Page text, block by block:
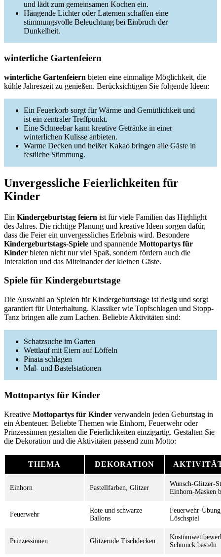
und lädt zum gemeinsamen Kochen ein.
Hängende Lichter oder Laternen schaffen eine
stimmungsvolle Beleuchtung bei Einbruch der
Dunkelheit.
winterliche Gartenfeiern
winterliche Gartenfeiern bieten eine einmalige Möglichkeit, die
kühle Jahreszeit zu genießen. Berücksichtigen Sie folgende Ideen:
Ein Feuerkorb sorgt für Wärme und Gemütlichkeit und
ist ein zentraler Treffpunkt.
Eine Schneebar kann kreative Getränke in einer
winterlichen Kulisse anbieten.
Warme Decken und heißer Kakao bringen alle Gäste in
festliche Stimmung.
Unvergessliche Feierlichkeiten für
Kinder
Ein Kindergeburtstag feiern ist für viele Familien das Highlight
des Jahres. Die richtige Planung und kreative Ideen sorgen dafür,
dass die Feier ein unvergessliches Erlebnis wird. Besondere
Kindergeburtstags-Spiele und spannende Mottopartys für
Kinder bieten nicht nur viel Spaß, sondern fördern auch die
Interaktion und das Miteinander der kleinen Gäste.
Spiele für Kindergeburtstage
Die Auswahl an Spielen für Kindergeburtstage ist riesig und sorgt
garantiert für Unterhaltung. Klassiker wie Topfschlagen und Stopp-
Tanz bringen alle zum Lachen. Beliebte Aktivitäten sind:
Schatzsuche im Garten
Wettlauf mit Eiern auf Löffeln
Pinata schlagen
Mal- und Bastelstationen
Mottopartys für Kinder
Kreative Mottopartys für Kinder verwandeln jeden Geburtstag in
ein Abenteuer. Beliebte Themen wie Einhorn, Feuerwehr oder
Prinzessinnen gestalten die Feierlichkeiten einzigartig. Gestalten Sie
die Dekoration und die Aktivitäten passend zum Motto:
THEMA DEKORATION
Einhorn Pastellfarben, Glitzer
Wunsch-Glitzer-
Einhorn-Masken
Feuerwehr
Rote und schwarze
Ballons
Feuerwehr-
Löschspiel
Prinzessinnen Glitzernde Tischdecken
Schmuck basteln